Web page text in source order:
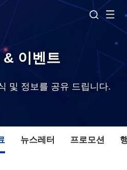
& 이벤트
및 정보를 공유 드립니다.
뉴스레터 프로모션